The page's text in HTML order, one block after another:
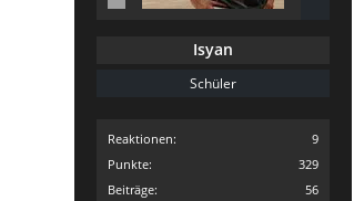
Isyan
Schüler
Reaktionen
9
Punkte
329
Beiträge
56